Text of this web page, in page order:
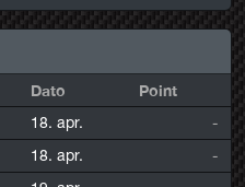
Dato Point
18. apr.
-
18. apr.
-